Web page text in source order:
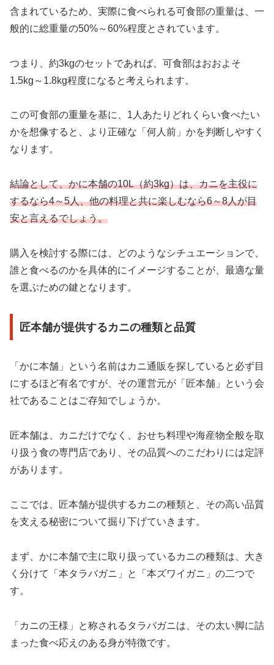
含まれているため、実際に食べられる可食部の重量は、一
般的に総重量の50%～60%程度とされています。
つまり、約3kgのセットであれば、可食部はおおよそ
1.5kg～1.8kg程度になると考えられます。
この可食部の重量を基に、1人あたりどれくらい食べたい
かを想像すると、より正確な「何人前」かを判断しやすく
なります。
結論として、かに本舗の10L（約3kg）は、カニを主役に
するなら4～5人、他の料理と共に楽しむなら6～8人が目
安と言えるでしょう。
購入を検討する際には、どのようなシチュエーションで、
誰と食べるのかを具体的にイメージすることが、最適な量
を選ぶための鍵となります。
匠本舗が提供するカニの種類と品質
「かに本舗」という名前はカニ通販を探していると必ず目
にするほど有名ですが、その運営元が「匠本舗」という会
社であることはご存知でしょうか。
匠本舗は、カニだけでなく、おせち料理や海産物全般を取
り扱う食の専門店であり、その品質へのこだわりには定評
があります。
ここでは、匠本舗が提供するカニの種類と、その高い品質
を支える秘密について掘り下げていきます。
まず、かに本舗で主に取り扱っているカニの種類は、大き
く分けて「本タラバガニ」と「本ズワイガニ」の二つで
す。
「カニの王様」と称されるタラバガニは、その太い脚に詰
まった食べ応えのある身が特徴です。